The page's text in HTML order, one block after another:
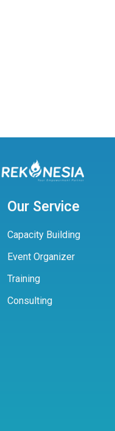
Our Service
Capacity Building
Event Organizer
Training
Consulting